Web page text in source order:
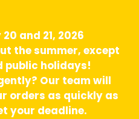
and 21, 2026
the summer, except
public holidays!
Our team will
orders as quickly as
your deadline.